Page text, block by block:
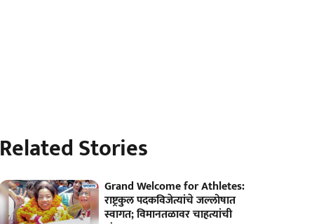
Related Stories
Grand Welcome for Athletes:
राष्ट्रकुल पदकविजेत्यांचे जल्लोषात
स्वागत; विमानतळावर चाहत्यांची